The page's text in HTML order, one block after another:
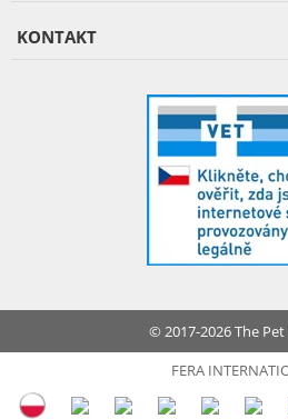
KONTAKT
© 2017-2026 The Pet
FERA